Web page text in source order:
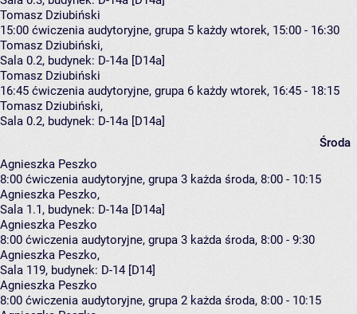
Tomasz Dziubiński
15:00 ćwiczenia audytoryjne, grupa 5 każdy wtorek, 15:00 - 16:30
Tomasz Dziubiński,
Sala 0.2, budynek: D-14a [D14a]
Tomasz Dziubiński
16:45 ćwiczenia audytoryjne, grupa 6 każdy wtorek, 16:45 - 18:15
Tomasz Dziubiński,
Sala 0.2, budynek: D-14a [D14a]
Środa
Agnieszka Peszko
8:00 ćwiczenia audytoryjne, grupa 3 każda środa, 8:00 - 10:15
Agnieszka Peszko,
Sala 1.1, budynek: D-14a [D14a]
Agnieszka Peszko
8:00 ćwiczenia audytoryjne, grupa 3 każda środa, 8:00 - 9:30
Agnieszka Peszko,
Sala 119, budynek: D-14 [D14]
Agnieszka Peszko
8:00 ćwiczenia audytoryjne, grupa 2 każda środa, 8:00 - 10:15